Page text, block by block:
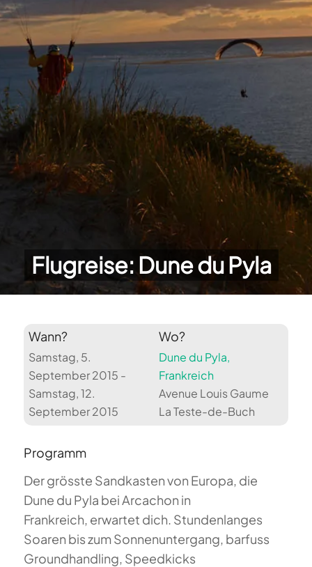
Flugreise: Dune du Pyla
Wann?
Samstag, 5.
September 2015 -
Samstag, 12.
September 2015
Wo?
Dune du Pyla,
Frankreich
Avenue Louis Gaume
La Teste-de-Buch
Programm
Der grösste Sandkasten von Europa, die
Dune du Pyla bei Arcachon in
Frankreich, erwartet dich. Stundenlanges
Soaren bis zum Sonnenuntergang, barfuss
Groundhandling, Speedkicks